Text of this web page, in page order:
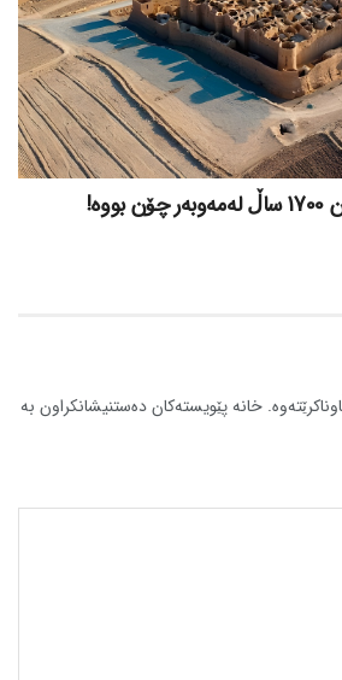
خانە پێویستەکان دەستنیشانکراون بە